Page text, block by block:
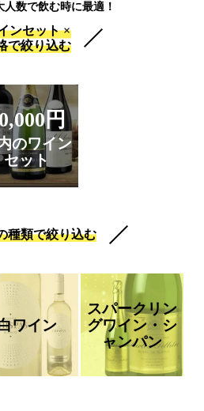
人数で飲む時に最適！
ンセット ×
で絞り込む
円
のワイン
セット
種類で絞り込む
ワイン
スパークリン
グワイン・シ
ャンパン